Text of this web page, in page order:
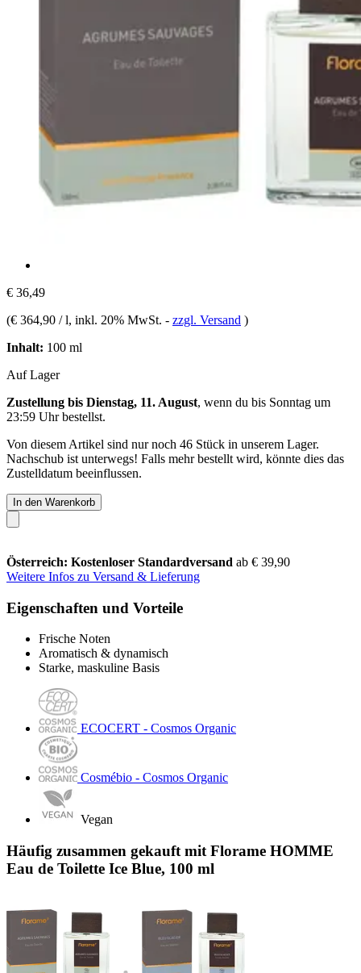
€ 36,49
(€ 364,90 / l, inkl. 20% MwSt. - zzgl. Versand )
Inhalt: 100 ml
Auf Lager
Zustellung bis Dienstag, 11. August, wenn du bis Sonntag um
23:59 Uhrbestellst.
Von diesem Artikel sind nur noch 46 Stück in unserem Lager.
Nachschub ist unterwegs! Falls mehr bestellt wird, könnte dies das
Zustelldatum beeinflussen.
In den Warenkorb
Österreich: Kostenloser Standardversand ab € 39,90
Weitere Infos zu Versand & Lieferung
Eigenschaften und Vorteile
Frische Noten
Aromatisch & dynamisch
Starke, maskuline Basis
ECOCERT - Cosmos Organic
Cosmébio - Cosmos Organic
Vegan
Häufig zusammen gekauft mit Florame HOMME
Eau de Toilette Ice Blue, 100 ml